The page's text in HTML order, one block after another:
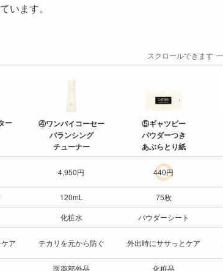
います。
スクロールできます
ー
④ワンバイコーセー
バランシング
チューナー
⑤ギャツビー
パウダーつき
あぶらとり紙
4,950円 440円
120mL 75枚
化粧水 パウダーシート
ア テカリを元から防ぐ 外出時にササっとケア
医薬部外品 化粧品